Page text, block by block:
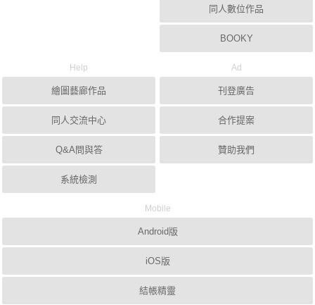
同人數位作品
BOOKY
Help
繪圖藝廊作品
同人交流中心
Q&A問與答
系統檢測
Ad
刊登廣告
合作提案
贊助我們
Mobile
Android版
iOS版
結帳精靈